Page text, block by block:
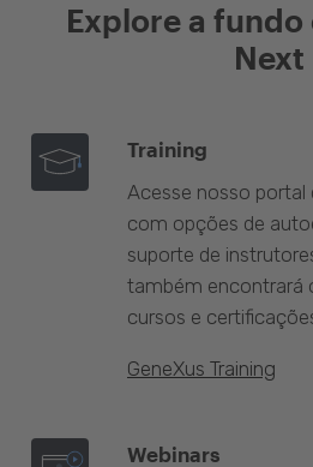
Explore a fundo
Next
Training
Acesse nosso portal
com opções de
suporte de
também encontrará
cursos e
GeneXus Training
Webinars